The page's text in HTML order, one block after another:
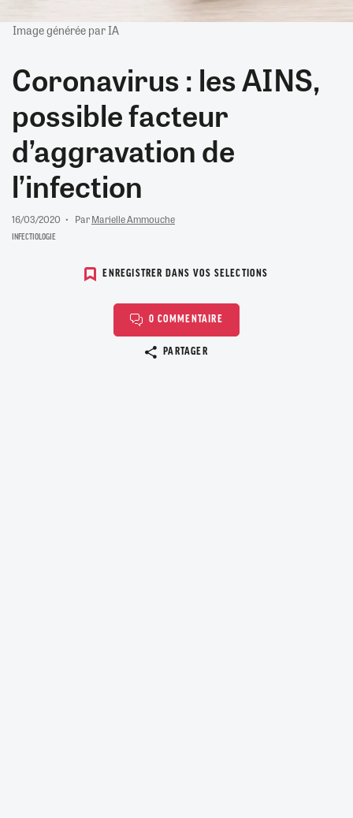
Image générée par IA
Coronavirus : les AINS,
possible facteur
d’aggravation de
l’infection
16/03/2020 ParMarielle Ammouche
INFECTIOLOGIE
ENREGISTRER DANS VOS SELECTIONS
0 COMMENTAIRE
PARTAGER